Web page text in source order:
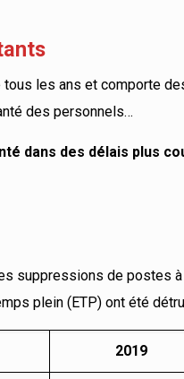
tous les ans et comporte
des personnels…
dans des délais plus
suppressions de postes
plein (ETP) ont été
2019